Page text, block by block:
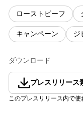
ローストビーフ
キャンペーン ジ
ダウンロード
プレスリリース
このプレスリリース内で